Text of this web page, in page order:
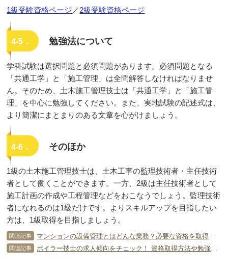
1級受験資格ページ ／2級受験資格ページ
4-5． 勉強法について
学科試験は選択問題と必須問題があります。必須問題となる
「共通工学」と「施工管理」は全問解答しなければなりませ
ん。そのため、土木施工管理技士は「共通工学」と「施工管
理」を中心に勉強してください。また、実地試験の記述式は、
より簡潔にまとまりのある文章を心がけましょう。
4-6． そのほか
1級の土木施工管理技士は、土木工事の監理技術者・主任技術
者として働くことができます。一方、2級は主任技術者として
施工計画の作成や工程管理などをおこなうでしょう。監理技術
者になれるのは1級だけです。よりスキルアップを目指したい
方は、1級取得を目指しましょう。
関連記事 マンションの設備管理とはどんな業務？必要な資格を取得しよう！
関連記事 ボイラー技士の求人傾向をチェック！ 資格取得方法や勉強のコツも解説！